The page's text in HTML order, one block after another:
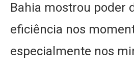
Bahia mostrou poder
eficiência nos
especialmente nos